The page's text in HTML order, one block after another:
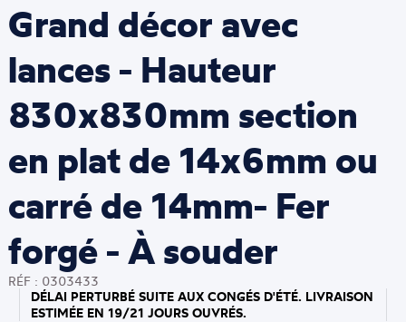
Grand décor avec
lances - Hauteur
830x830mm section
en plat de 14x6mm ou
carré de 14mm- Fer
forgé - À souder
RÉF : 0303433
DÉLAI PERTURBÉ SUITE AUX CONGÉS D'ÉTÉ. LIVRAISON
ESTIMÉE EN 19/21 JOURS OUVRÉS.